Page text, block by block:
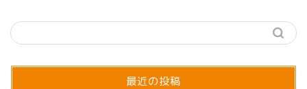
最近の投稿